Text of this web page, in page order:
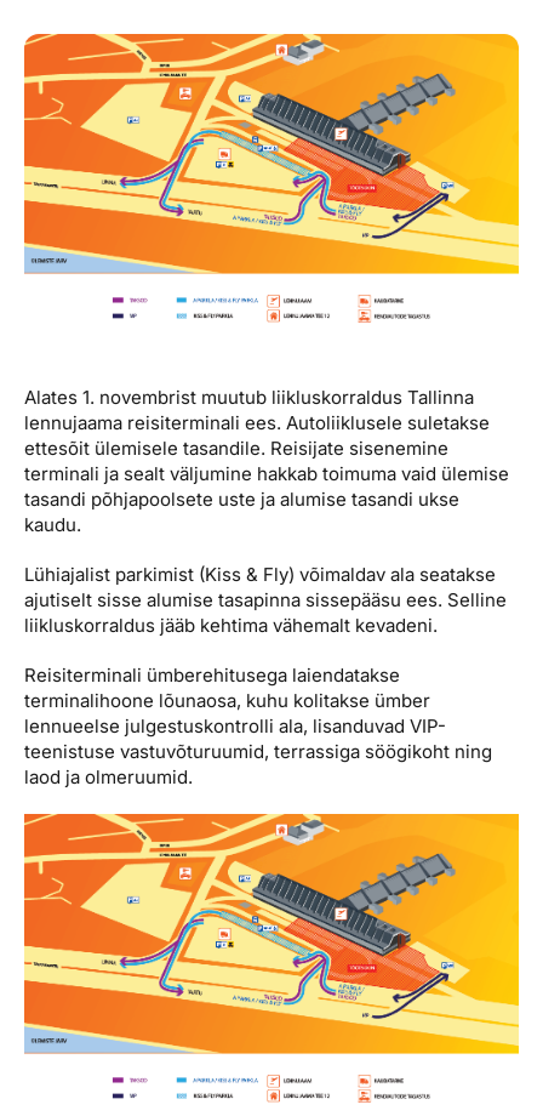
Airalo eSIM
Reisija meelespea
Platinum Club
Püsisoodustused
Boonuspunktid
Ettevõttest, kontaktid, reisikonsultandi teenus, tule
tööle, uudised...
Ettevõttest
Kontaktid
Reisikonsultandi teenus
Tule tööle
Uudised
Alates 1. novembrist muutub liikluskorraldus Tallinna
lennujaama reisiterminali ees. Autoliiklusele suletakse
ettesõit ülemisele tasandile. Reisijate sisenemine
terminali ja sealt väljumine hakkab toimuma vaid ülemise
tasandi põhjapoolsete uste ja alumise tasandi ukse
kaudu.
Lühiajalist parkimist (Kiss & Fly) võimaldav ala seatakse
ajutiselt sisse alumise tasapinna sissepääsu ees. Selline
liikluskorraldus jääb kehtima vähemalt kevadeni.
Reisiterminali ümberehitusega laiendatakse
terminalihoone lõunaosa, kuhu kolitakse ümber
lennueelse julgestuskontrolli ala, lisanduvad VIP-
teenistuse vastuvõturuumid, terrassiga söögikoht ning
laod ja olmeruumid.